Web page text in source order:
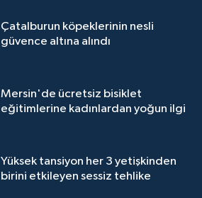
Çatalburun köpeklerinin nesli
güvence altına alındı
Mersin'de ücretsiz bisiklet
eğitimlerine kadınlardan yoğun ilgi
Yüksek tansiyon her 3 yetişkinden
birini etkileyen sessiz tehlike